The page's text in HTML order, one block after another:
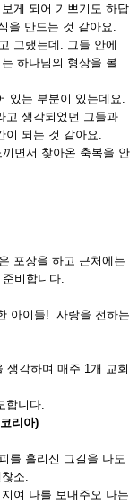
게 되어 기쁘기도 하답
을 만드는 것 같아요.
그랬는데. 그들 안에
하나님의 형상을 볼
있는 부분이 있는데요.
고 생각되었던 그들과
되는 것 같아요.
면서 찾아온 축복을 안
포장을 하고 근처에는
비합니다.
아이들! 사랑을 전하는
생각하며 매주 1개 교회
합니다.
리아)
를 흘리신 그길을 나도
소.
여 나를 보내주오 나는